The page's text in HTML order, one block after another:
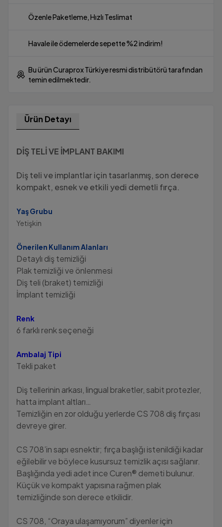
Özenle Paketleme, Hızlı Teslimat
Havale ile ödemelerde sepette %2 indirim!
Bu ürün Curaprox Türkiye resmi distribütörü tarafından
temin edilmektedir.
Ürün Detayı
DİŞ TELİ VE İMPLANT BAKIMI
Diş teli ve implantlar için tasarlanmış, son derece
kompakt, esnek ve etkili yedi demetli fırça.
Yaş Grubu
Yetişkin
Önerilen Kullanım Alanları
Detaylı diş temizliği
Plak temizliği ve önlenmesi
Diş teli (braket) temizliği
İmplant temizliği
Renk
6 farklı renk seçeneği
Ambalaj Tipi
Tekli paket
Diş tellerinin arkası, lingual braketler, sabit protezler,
hatta implant altları…
Temizliğin en zor olduğu yerlerde CS 708 diş fırçası
devreye girer.
CS 708’in sapı esnektir; fırça başlığı istenildiği kadar
eğilebilir ve böylece kusursuz temizlik açısı sağlanır.
Başlığında yedi adet ince Curen® demeti bulunur.
Küçük ve kompakt yapısına rağmen plak
temizliğinde son derece etkilidir.
CS 708, “Oraya ulaşamıyorum” diyenler için